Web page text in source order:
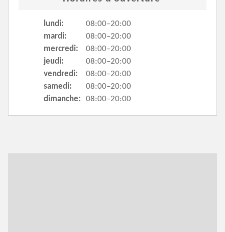
lundi:
08:00–20:00
mardi:
08:00–20:00
mercredi:
08:00–20:00
jeudi:
08:00–20:00
vendredi:
08:00–20:00
samedi:
08:00–20:00
dimanche:
08:00–20:00